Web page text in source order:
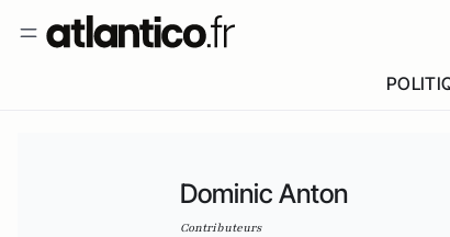
Dominic Anton
Contributeurs